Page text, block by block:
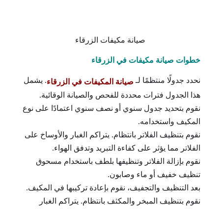
صيانة مكيفات الزرقاء
خطوات صيانة مكيفات في الزرقاء
نحدد جدولًا منتظمًا لـ صيانة المكيفات في الزرقاء. يشمل
هذا الجدول فترات محددة للفحص والصيانة الوقائية.
نقوم بتحديد جدول سنوي أو نصف سنوي اعتمادًا على نوع
المكيف واستخدامه.
نقوم بتنظيف الفلاتر بانتظام. يتراكم الغبار والأوساخ على
الفلاتر مما يؤثر على كفاءة التبريد وتدفق الهواء.
نقوم بإزالة الفلاتر وتنظيفها بلطف باستخدام مسحوق
تنظيف خفيف أو ماء وصابون.
بعد التنظيف والتجفيف، نقوم بإعادة تركيبها في المكيف.
نقوم بتنظيف المبخر والمكثف بانتظام. يتراكم الغبار